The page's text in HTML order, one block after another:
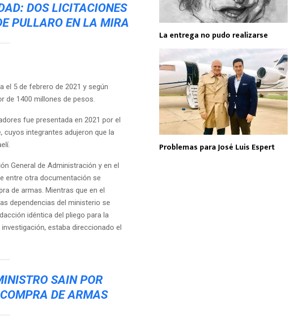
DOS LICITACIONES
PULLARO EN LA MIRA
el 5 de febrero de 2021 y según
de 1400 millones de pesos.
fue presentada en 2021 por el
cuyos integrantes adujeron que la
General de Administración y en el
entre otra documentación se
de armas. Mientras que en el
dependencias del ministerio se
idéntica del pliego para la
estaba direccionado el
SAIN POR
DE ARMAS
La entrega no pudo realizarse
Problemas para José Luis Espert